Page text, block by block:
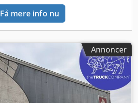
Få mere info nu
Annoncer